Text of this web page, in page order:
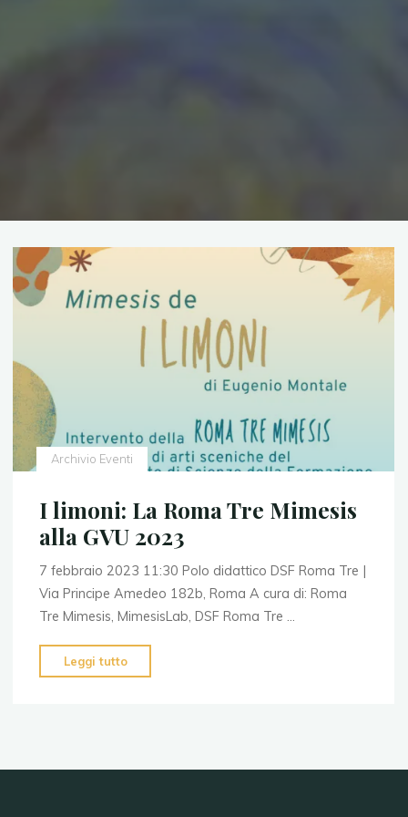
Archivio Eventi
I limoni: La Roma Tre Mimesis
alla GVU 2023
7 febbraio 2023 11:30 Polo didattico DSF Roma Tre |
Via Principe Amedeo 182b, Roma A cura di: Roma
Tre Mimesis, MimesisLab, DSF Roma Tre …
Leggi tutto
limoni:
Mimesis